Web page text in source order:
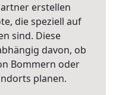
erstellen
die speziell auf
sind. Diese
davon, ob
Bommern oder
planen.